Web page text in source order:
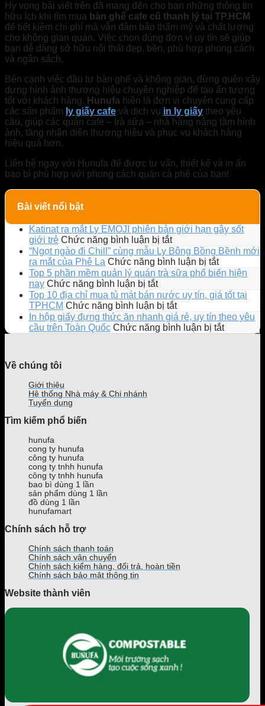
Hy vọng bài viết trên đã mang đến cho bạn những thông tin
hữu ích khi tìm mua bàn ghế cafe cũ thanh lý tại TP.HCM
để tiết kiệm chi phí mà vẫn đảm bảo thẩm mỹ và chất lượng
cho không gian quán. Việc chọn đúng đơn vị uy tín sẽ giúp
bạn dễ dàng sở hữu nội thất đẹp, bền, phù hợp phong cách
và ngân sách.
Bên cạnh việc đầu tư bàn ghế và không gian, đừng quên xây
dựng hình ảnh thương hiệu chuyên nghiệp để tạo ấn tượng
tốt với khách hàng. Hunufa hiện là đơn vị chuyên cung cấp
các sản phẩm ly giấy cafe và dịch vụ in ly giấy theo yêu
cầu, giúp các quán cafe – trà sữa – nhà hàng nâng tầm hình
ảnh, tăng nhận diện thương hiệu và phục vụ khách hàng
hiệu quả hơn.
Liên hệ ngay với Hunufa để được tư vấn, thiết kế và in ấn
bao bì phù hợp với phong cách quán cà phê của bạn!
Bài viết nổi bật
Katinat ra mắt Ly EMOJI phiên bản giới hạn gây sốt
giới trẻ Chức năng bình luận bị tắtở
Katinat
ra
mắt
EMOJI
phiên
bản
giới
hạn
“Ngọt ngào đi Chill” cùng mẫu Ly Bông Bồng Bềnh mới
ra mắt của Phê La Chức năng bình luận bị tắtở
“Ngọt
đi
cùng
mẫu
Ly
Top 5 phần mềm quản lý quán trà sữa phổ biến hiện
nay Chức năng bình luận bị tắtở
Top
5
phần
mềm
quản
Top 10 địa chỉ mua tủ mát bán nước uy tín, giá tốt tại
TPHCM Chức năng bình luận bị tắtở
Top
10
In hộp giấy đựng thức ăn nhanh giá rẻ, uy tín theo yêu
cầu trên Toàn Quốc Chức năng bình luận bị tắtở
Về chúng tôi
Giới thiệu
Hệ thống Nhà máy & Chi nhánh
Tuyển dụng
Tìm kiếm phổ biến
hunufa
cong ty hunufa
công ty hunufa
cong ty tnhh hunufa
công ty tnhh hunufa
bao bì dùng 1 lần
sản phẩm dùng 1 lần
đồ dùng 1 lần
hunufamart
Chính sách hỗ trợ
Chính sách thanh toán
Chính sách vận chuyển
Chính sách kiểm hàng, đổi trả, hoàn tiền
Chính sách bảo mật thông tin
Website thành viên